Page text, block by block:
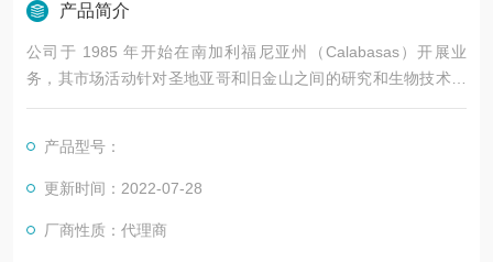
产品简介
公司于 1985 年开始在南加利福尼亚州（Calabasas）开展业
务，其市场活动针对圣地亚哥和旧金山之间的研究和生物技术社
区。
产品型号：
更新时间：2022-07-28
厂商性质：代理商